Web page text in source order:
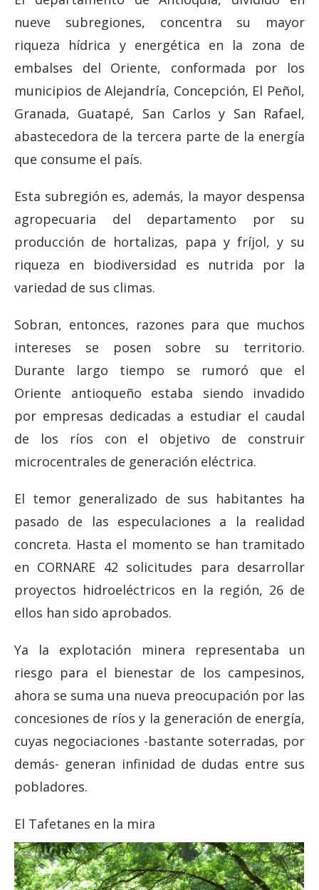
nueve subregiones, concentra su mayor
riqueza hídrica y energética en la zona de
embalses del Oriente, conformada por los
municipios de Alejandría, Concepción, El Peñol,
Granada, Guatapé, San Carlos y San Rafael,
abastecedora de la tercera parte de la energía
que consume el país.
Esta subregión es, además, la mayor despensa
agropecuaria del departamento por su
producción de hortalizas, papa y fríjol, y su
riqueza en biodiversidad es nutrida por la
variedad de sus climas.
Sobran, entonces, razones para que muchos
intereses se posen sobre su territorio.
Durante largo tiempo se rumoró que el
Oriente antioqueño estaba siendo invadido
por empresas dedicadas a estudiar el caudal
de los ríos con el objetivo de construir
microcentrales de generación eléctrica.
El temor generalizado de sus habitantes ha
pasado de las especulaciones a la realidad
concreta. Hasta el momento se han tramitado
en CORNARE 42 solicitudes para desarrollar
proyectos hidroeléctricos en la región, 26 de
ellos han sido aprobados.
Ya la explotación minera representaba un
riesgo para el bienestar de los campesinos,
ahora se suma una nueva preocupación por las
concesiones de ríos y la generación de energía,
cuyas negociaciones -bastante soterradas, por
demás- generan infinidad de dudas entre sus
pobladores.
El Tafetanes en la mira